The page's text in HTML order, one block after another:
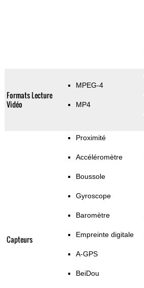
Formats Lecture
Vidéo
MPEG-4
MP4
Capteurs
Proximité
Accéléromètre
Boussole
Gyroscope
Baromètre
Empreinte digitale
A-GPS
BeiDou